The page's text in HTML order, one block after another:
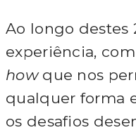
Ao longo destes
experiência,
how que nos
qualquer forma
os desafios